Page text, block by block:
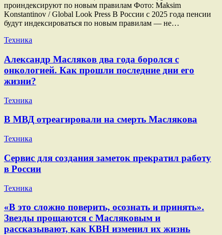
проиндексируют по новым правилам Фото: Maksim
Konstantinov / Global Look Press В России с 2025 года пенсии
будут индексироваться по новым правилам — не…
Техника
Александр Масляков два года боролся с
онкологией. Как прошли последние дни его
жизни?
Техника
В МВД отреагировали на смерть Маслякова
Техника
Сервис для создания заметок прекратил работу
в России
Техника
«В это сложно поверить, осознать и принять».
Звезды прощаются с Масляковым и
рассказывают, как КВН изменил их жизнь